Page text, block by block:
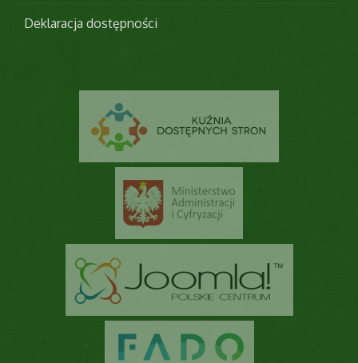
Deklaracja dostępności